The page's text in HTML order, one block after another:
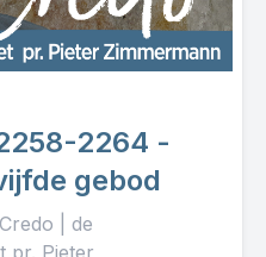
2264 -
gebod
| de
pr. Pieter